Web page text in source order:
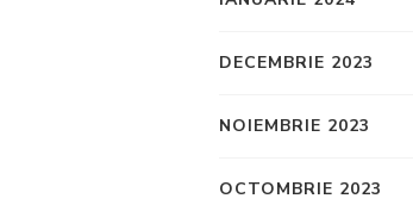
DECEMBRIE 2023
NOIEMBRIE 2023
OCTOMBRIE 2023